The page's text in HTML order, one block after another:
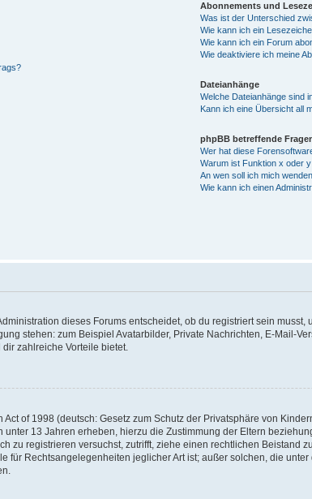
Abonnements und
Was ist der Unterschied
Wie kann ich ein
Wie kann ich ein Forum
Wie deaktiviere ich meine
Dateianhänge
Welche Dateianhänge sind
Kann ich eine Übersicht all
phpBB betreffende
Wer hat diese
Warum ist Funktion x oder
An wen soll ich mich
Wie kann ich einen
dieses Forums entscheidet, ob du registriert sein
stehen: zum Beispiel Avatarbilder, Private Nachrichten, E-Mail-
zahlreiche Vorteile bietet.
of 1998 (deutsch: Gesetz zum Schutz der Privatsphäre von
13 Jahren erheben, hierzu die Zustimmung der Eltern
zu registrieren versuchst, zutrifft, ziehe einen rechtlichen Beistand
für Rechtsangelegenheiten jeglicher Art ist; außer solchen, die